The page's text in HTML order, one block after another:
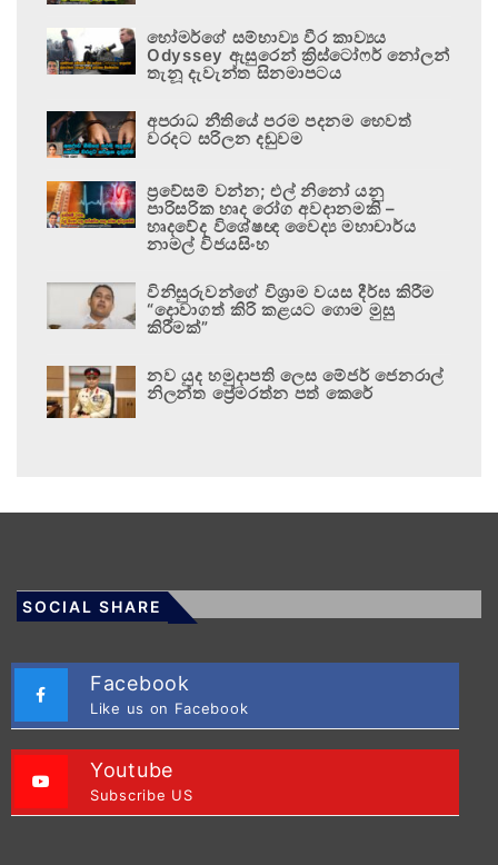
හෝමර්ගේ සම්භාව්‍ය වීර කාව්‍යය
Odyssey ඇසුරෙන් ක්‍රිස්ටෝෆර් නෝලන්
තැනූ දැවැන්ත සිනමාපටය
අපරාධ නීතියේ පරම පදනම හෙවත්
වරදට සරිලන දඬුවම
ප්‍රවේසම් වන්න; එල් නිනෝ යනු
පාරිසරික හෘද රෝග අවදානමකි –
හෘදවේද විශේෂඥ වෛද්‍ය මහාචාර්ය
නාමල් විජයසිංහ
විනිසුරුවන්ගේ විශ්‍රාම වයස දීර්ඝ කිරීම
“දොවාගත් කිරි කළයට ගොම මුසු
කිරීමක්”
නව යුද හමුදාපති ලෙස මේජර් ජෙනරාල්
නිලන්ත ප්‍රේමරත්න පත් කෙරේ
SOCIAL SHARE
Facebook
Like us on Facebook
Youtube
Subscribe US